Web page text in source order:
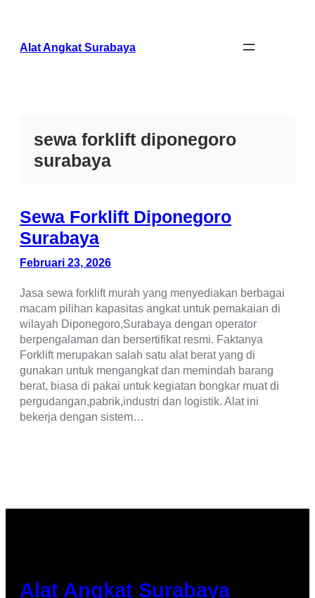
konten
Alat Angkat Surabaya
sewa forklift diponegoro
surabaya
Sewa Forklift Diponegoro
Surabaya
Februari 23, 2026
Jasa sewa forklift murah yang menyediakan berbagai
macam pilihan kapasitas angkat untuk pemakaian di
wilayah Diponegoro,Surabaya dengan operator
berpengalaman dan bersertifikat resmi. Faktanya
Forklift merupakan salah satu alat berat yang di
gunakan untuk mengangkat dan memindah barang
berat, biasa di pakai untuk kegiatan bongkar muat di
pergudangan,pabrik,industri dan logistik. Alat ini
bekerja dengan sistem…
Alat Angkat Surabaya